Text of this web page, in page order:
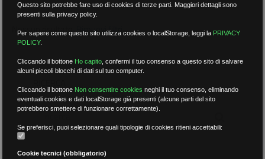
Nessun risultato.Rimuovi filtri
Questo sito potrebbe fare uso di cookies di terze parti. Maggiori dettagli sono
presenti sulla privacy policy.
Per sapere come questo sito utilizza cookies o localStorage, leggi la PRIVACY
POLICY.
Cliccando il bottone Ho capito ,confermi il tuo consenso a questo sito di salvare
alcuni piccoli blocchi di dati sul tuo computer.
Cliccando il bottone Non consentire cookies neghi il tuo consenso, eliminando
eventuali cookies e dati localStorage già presenti (alcune parti del sito
potrebbero smettere di funzionare correttamente).
Se preferisci, puoi selezionare quali tipologie di cookies ritieni accettabili:
Cookie tecnici (obbligatorio)